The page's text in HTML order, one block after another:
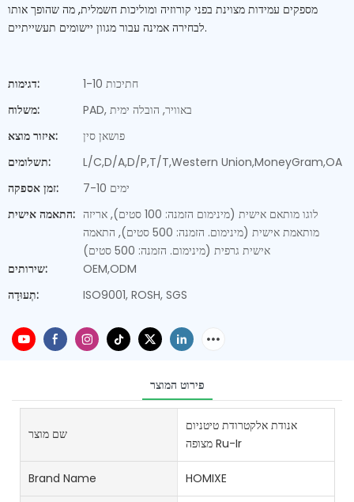
מספקים עמידות מצוינת בפני קורוזיה ומוליכות חשמלית, מה שהופך אותו
לבחירה אמינה עבור מגוון יישומים תעשייתיים.
דגימות:
1-10 חתיכות
משלוח:
PAD, באוויר, הובלה ימית
איזור מוצא:
פושאן סין
תשלומים:
L/C,D/A,D/P,T/T,Western Union,MoneyGram,OA
זמן אספקה:
7-10 ימים
התאמה אישית: לוגו מותאם אישית (מינימום הזמנה: 100 סטים), אריזה
מותאמת אישית (מינימום. הזמנה: 500 סטים), התאמה
אישית גרפית (מינימום. הזמנה: 500 סטים)
שירותים:
OEM,ODM
תְעוּדָה:
ISO9001, ROSH, SGS
פירוט המוצר
שם מוצר
אנודת אלקטרודת טיטניום
מצופה Ru-Ir
Brand Name HOMIXE